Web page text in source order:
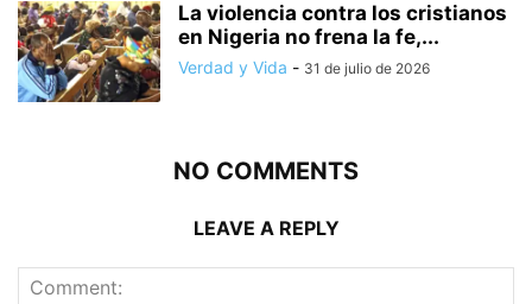
La violencia contra los cristianos
en Nigeria no frena la fe,...
Verdad y Vida - 31 de julio de 2026
NO COMMENTS
LEAVE A REPLY